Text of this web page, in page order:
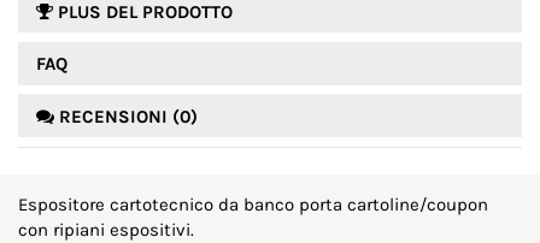
PLUS DEL PRODOTTO
FAQ
RECENSIONI (0)
Espositore cartotecnico da banco porta cartoline/coupon
con ripiani espositivi.